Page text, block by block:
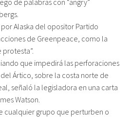
Alaska del opositor Partido
de Greenpeace, como la
que impedirá las perforaciones
Ártico, sobre la costa norte de
señaló la legisladora en una carta
Watson.
cualquier grupo que perturben o